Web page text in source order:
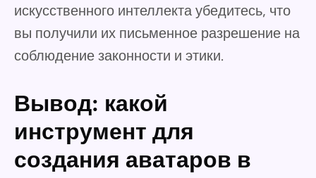
искусственного интеллекта убедитесь, что
вы получили их письменное разрешение на
соблюдение законности и этики.
Вывод: какой
инструмент для
создания аватаров в